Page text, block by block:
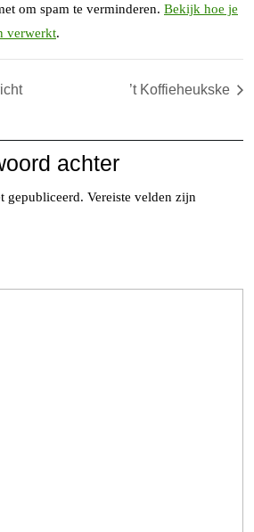
om spam te verminderen. Bekijk hoe je
verwerkt.
’t Koffieheukske
achter
gepubliceerd. Vereiste velden zijn